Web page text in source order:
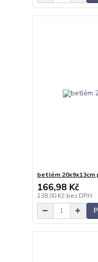
betlém 20x9x13cm
166,98 Kč
138,00 Kč bez DPH